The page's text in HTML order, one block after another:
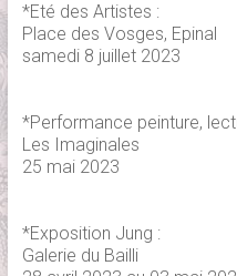
*Eté des Artistes :
Place des Vosges, Epinal
samedi 8 juillet 2023
*Performance peinture,
Les Imaginales
25 mai 2023
*Exposition Jung :
Galerie du Bailli